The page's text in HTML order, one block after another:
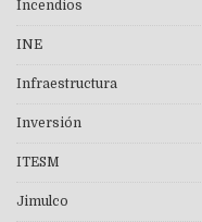
Incendios
INE
Infraestructura
Inversión
ITESM
Jimulco